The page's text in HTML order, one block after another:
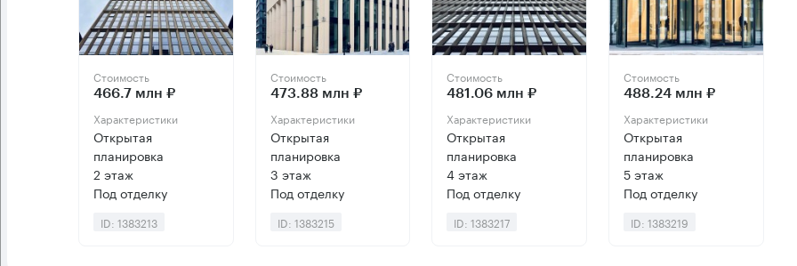
Стоимость
466.7 млн ₽
Характеристики
Открытая
планировка
2 этаж
Под отделку
ID: 1383213
Стоимость
473.88 млн ₽
Характеристики
Открытая
планировка
3 этаж
Под отделку
ID: 1383215
Стоимость
481.06 млн ₽
Характеристики
Открытая
планировка
4 этаж
Под отделку
ID: 1383217
Стоимость
488.24 млн ₽
Характеристики
Открытая
планировка
5 этаж
Под отделку
ID: 1383219